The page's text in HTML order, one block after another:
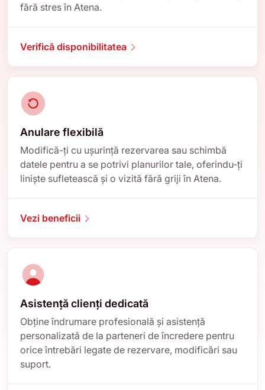
fără stres în Atena.
Verifică disponibilitatea
Anulare flexibilă
Modifică-ți cu ușurință rezervarea sau schimbă
datele pentru a se potrivi planurilor tale, oferindu-ți
liniște sufletească și o vizită fără griji în Atena.
Vezi beneficii
Asistență clienți dedicată
Obține îndrumare profesională și asistență
personalizată de la parteneri de încredere pentru
orice întrebări legate de rezervare, modificări sau
suport.